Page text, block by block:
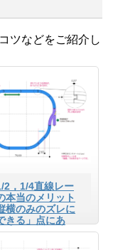
ツなどをご紹介し
，1/4直線レー
本当のメリット
横のみのズレに
きる」点にあ